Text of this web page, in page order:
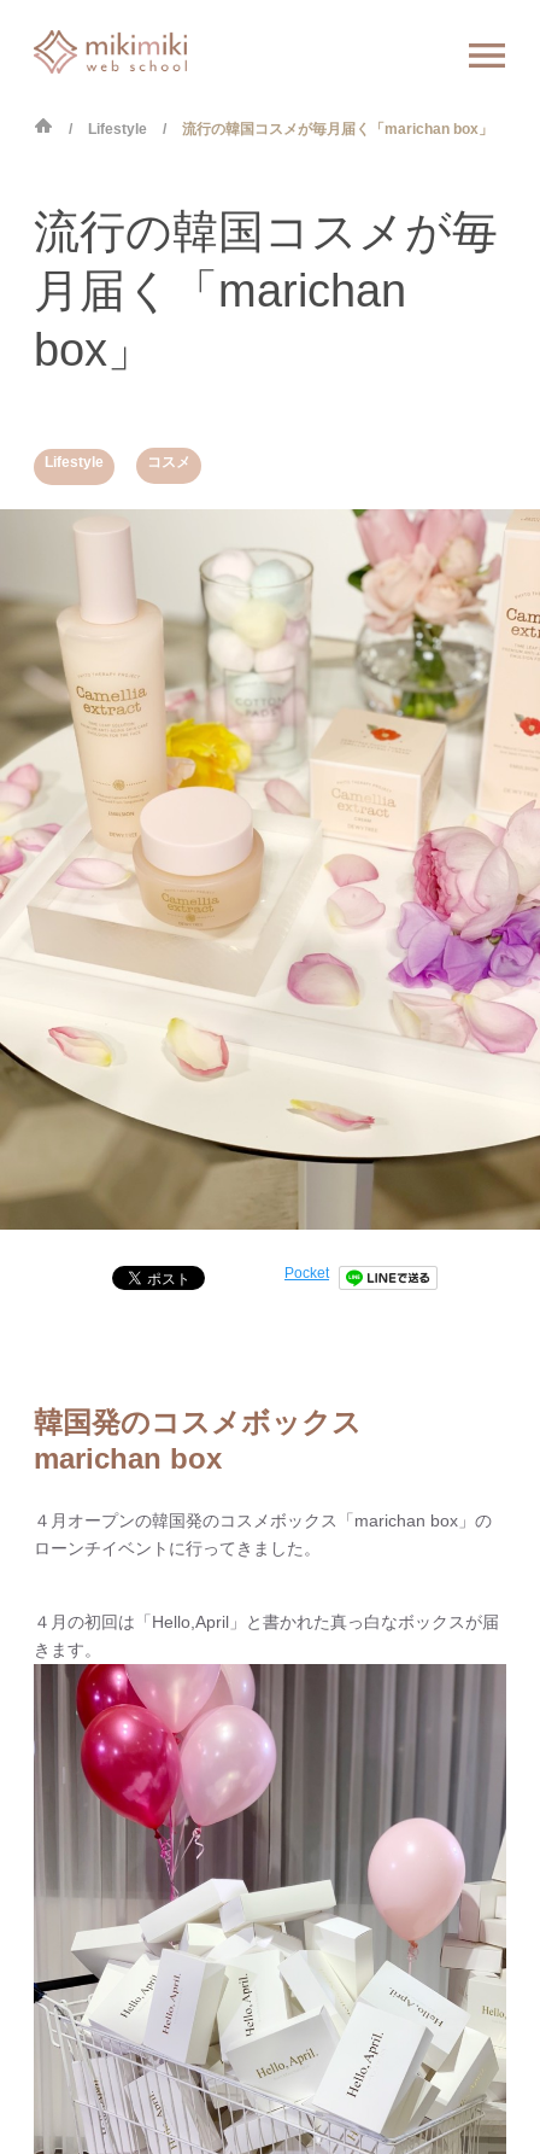
Lifestyle 流行の韓国コスメが毎月届く「marichan box」
Lifestyle コスメ
流行の韓国コスメが毎
月届く「marichan
box」
Pocket
韓国発のコスメボックス
marichan box
４月オープンの韓国発のコスメボックス「marichan box」の
ローンチイベントに行ってきました。
４月の初回は「Hello,April」と書かれた真っ白なボックスが届
きます。